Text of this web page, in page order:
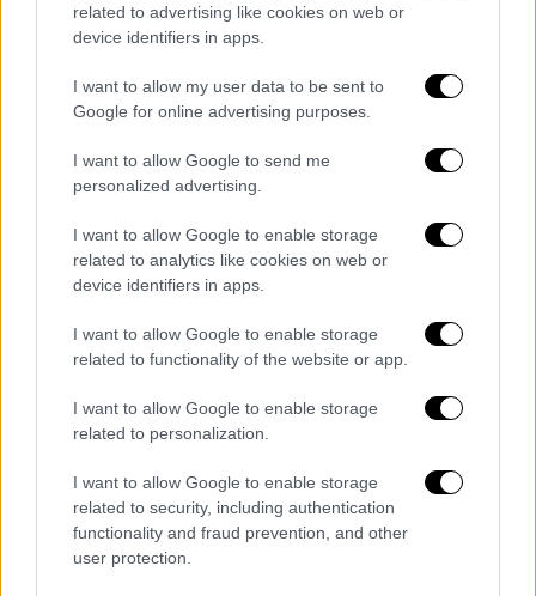
related to advertising like cookies on web or
device identifiers in apps.
I want to allow my user data to be sent to
Google for online advertising purposes.
I want to allow Google to send me
personalized advertising.
I want to allow Google to enable storage
related to analytics like cookies on web or
device identifiers in apps.
I want to allow Google to enable storage
related to functionality of the website or app.
I want to allow Google to enable storage
related to personalization.
I want to allow Google to enable storage
related to security, including authentication
functionality and fraud prevention, and other
user protection.
Ελλάδα|01.03.2025 19:22
Πατρινό Καρναβάλι 2025: Εντυπωσιακή
η νυχτερινή παρέλαση των αρμάτων στο
κέντρο της πόλης
Συμμετείχαν περισσότεροι από πενήντα
χιλιάδες καρναβαλιστές και 165 άρματα